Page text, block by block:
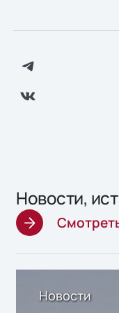
Новости,
Новости